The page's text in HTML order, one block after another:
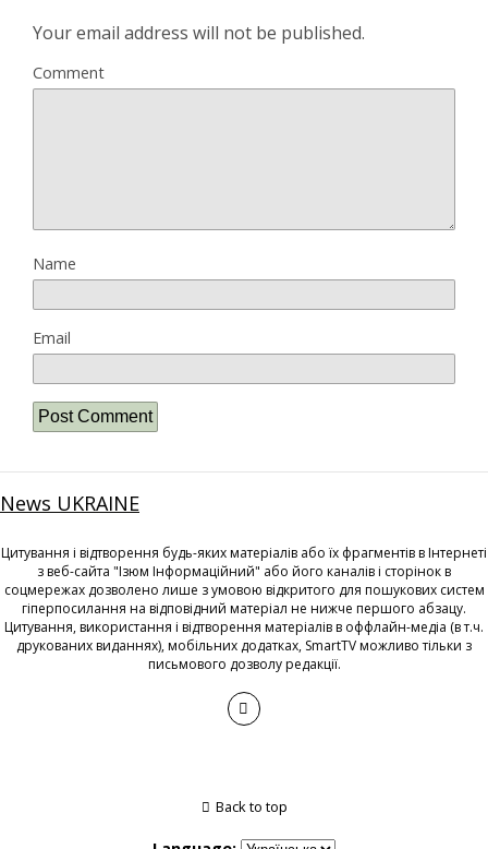
Your email address will not be published.
Comment
Name
Email
News UKRAINE
Цитування і відтворення будь-яких матеріалів або їх фрагментів в Інтернеті
з веб-сайта "Ізюм Інформаційний" або його каналів і сторінок в
соцмережах дозволено лише з умовою відкритого для пошукових систем
гіперпосилання на відповідний матеріал не нижче першого абзацу.
Цитування, використання і відтворення матеріалів в оффлайн-медіа (в т.ч.
друкованих виданнях), мобільних додатках, SmartTV можливо тільки з
письмового дозволу редакції.
Back to top